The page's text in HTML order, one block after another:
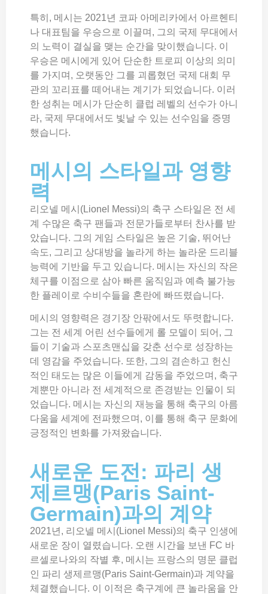
특히, 메시는 2021년 코파 아메리카에서 아르헨티
나 대표팀을 우승으로 이끌며, 그의 국제 무대에서
의 노력이 결실을 맺는 순간을 맞이했습니다. 이
우승은 메시에게 있어 단순한 트로피 이상의 의미
를 가지며, 오랫동안 그를 괴롭혔던 국제 대회 무
관의 꼬리표를 떼어내는 계기가 되었습니다. 이러
한 성취는 메시가 단순히 클럽 레벨의 선수가 아니
라, 국제 무대에서도 빛날 수 있는 선수임을 증명
했습니다.
메시의 스타일과 영향
력
리오넬 메시(Lionel Messi)의 축구 스타일은 전 세
계 수많은 축구 팬들과 전문가들로부터 찬사를 받
았습니다. 그의 게임 스타일은 높은 기술, 뛰어난
속도, 그리고 상대방을 놀라게 하는 놀라운 드리블
능력에 기반을 두고 있습니다. 메시는 자신의 작은
체구를 이점으로 삼아 빠른 움직임과 예측 불가능
한 플레이로 수비수들을 혼란에 빠뜨렸습니다.
메시의 영향력은 경기장 안팎에서도 뚜렷합니다.
그는 전 세계 어린 선수들에게 롤 모델이 되어, 그
들이 기술과 스포츠맨십을 갖춘 선수로 성장하는
데 영감을 주었습니다. 또한, 그의 겸손하고 헌신
적인 태도는 많은 이들에게 감동을 주었으며, 축구
계뿐만 아니라 전 세계적으로 존경받는 인물이 되
었습니다. 메시는 자신의 재능을 통해 축구의 아름
다움을 세계에 전파했으며, 이를 통해 축구 문화에
긍정적인 변화를 가져왔습니다.
새로운 도전: 파리 생
제르맹(Paris Saint-
Germain)과의 계약
2021년, 리오넬 메시(Lionel Messi)의 축구 인생에
새로운 장이 열렸습니다. 오랜 시간을 보낸 FC 바
르셀로나와의 작별 후, 메시는 프랑스의 명문 클럽
인 파리 생제르맹(Paris Saint-Germain)과 계약을
체결했습니다. 이 이적은 축구계에 큰 놀라움을 안